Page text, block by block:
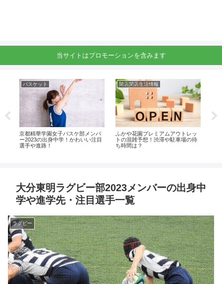
当サイトはプロモーションを含みます
バスケット
京都精華学園女子バスケ部メンバ
ー2023の出身中学！かわいい注目
選手や進路！
開店閉店生活情報
ふかや花園プレミアムアウトレッ
トの混雑予想！渋滞や駐車場の待
ち時間は？
大分東明ラグビー部2023メンバーの出身中
学や進学先・注目選手一覧
ラグビー